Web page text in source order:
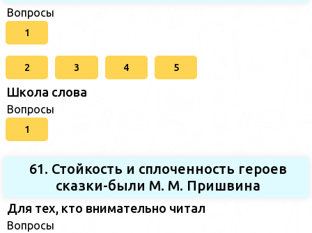
Вопросы
1
2 3 4 5
Школа слова
Вопросы
1
61. Стойкость и сплоченность героев
сказки-были М. М. Пришвина
Для тех, кто внимательно читал
Вопросы